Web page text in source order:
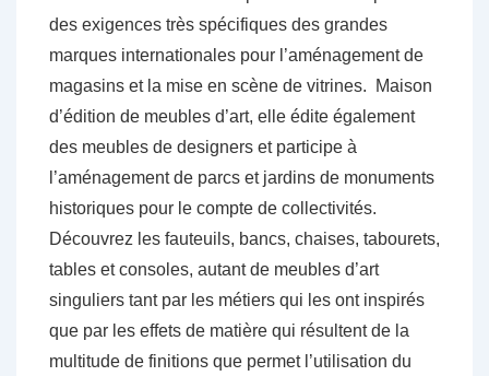
des exigences très spécifiques des grandes
marques internationales pour l’aménagement de
magasins et la mise en scène de vitrines. Maison
d’édition de meubles d’art, elle édite également
des meubles de designers et participe à
l’aménagement de parcs et jardins de monuments
historiques pour le compte de collectivités.
Découvrez les fauteuils, bancs, chaises, tabourets,
tables et consoles, autant de meubles d’art
singuliers tant par les métiers qui les ont inspirés
que par les effets de matière qui résultent de la
multitude de finitions que permet l’utilisation du